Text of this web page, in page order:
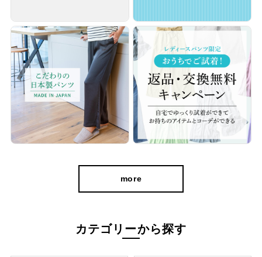
いポイントです。 センタープレスをアイロン掛けする必要がない
のでお手入れ楽ちん。 またシワになりにくく、デスクワークの日
もキレイをキープしてくれます。
more
カテゴリーから探す